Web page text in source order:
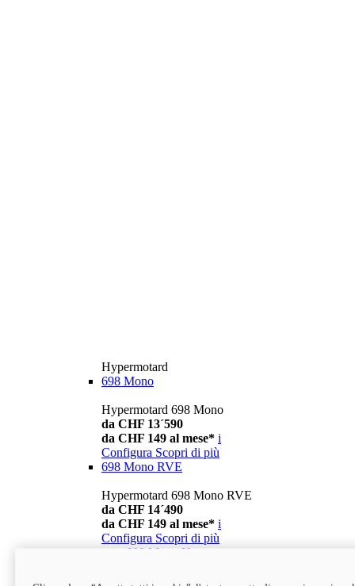
Hypermotard
698 Mono
Hypermotard 698 Mono
da CHF 13´590
da CHF 149 al mese* i
Configura Scopri di più
698 Mono RVE
Hypermotard 698 Mono RVE
da CHF 14´490
da CHF 149 al mese* i
Configura Scopri di più
698 Mono Nera
Hypermotard 698 Mono Nera